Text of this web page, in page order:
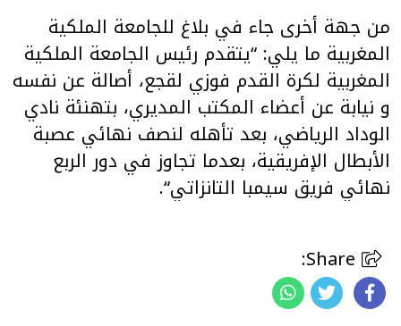
من جهة أخرى جاء في بلاغ للجامعة الملكية
المغربية ما يلي: “يتقدم رئيس الجامعة الملكية
المغربية لكرة القدم فوزي لقجع، أصالة عن نفسه
و نيابة عن أعضاء المكتب المديري، بتهنئة نادي
الوداد الرياضي، بعد تأهله لنصف نهائي عصبة
الأبطال الإفريقية، بعدما تجاوز في دور الربع
نهائي فريق سيمبا التانزاتي“.